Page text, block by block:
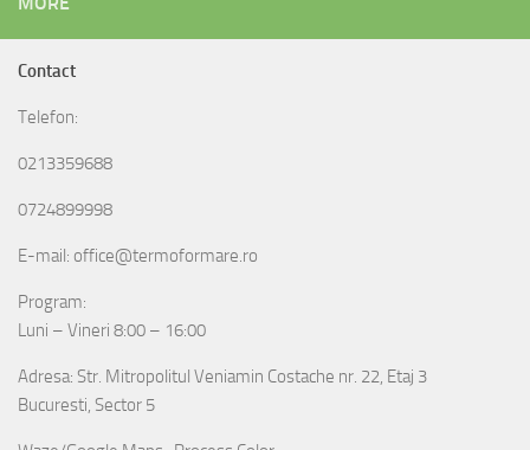
Contact
Telefon:
0213359688
0724899998
E-mail: office@termoformare.ro
Program:
Luni – Vineri 8:00 – 16:00
Adresa: Str. Mitropolitul Veniamin Costache nr. 22, Etaj 3
Bucuresti, Sector 5